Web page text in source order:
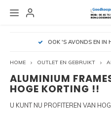
HOOFDMENU /
BEURSVERLICHTING
CONNECTOR BEURSVERLICHTING
HOOFDMENU /
BANNERS
BEURSWANDEN EN STANDS
HOOFDMENU /
BUISKOPPELINGEN
CONTAINERFRAMES
HOOFDMENU /
BEURSWAND HUREN
STOEPBORDEN HUREN
HOOFDMENU / OUTLET
ALUMINIUM FRAMES - GEBRUIKT
HOOFDMENU / VLAGGEN EN
ACCESSOIRES VLAGGEN
ACCESSSOIRES BEACHVLAGGEN
OOK 'S AVONDS EN IN
HOME OUTLET EN GEBRUIKT
ALUMINIUM
HOGE KORTING !!
U KUNT NU PROFITEREN VAN